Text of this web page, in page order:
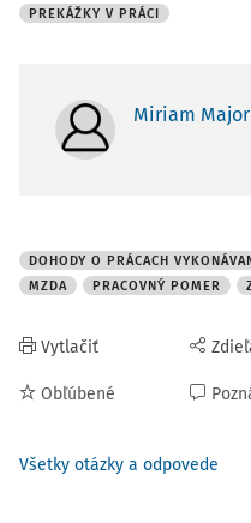
PREKÁŽKY V PRÁCI
Miriam
DOHODY O PRÁCACH
MZDA
PRACOVNÝ POMER
Vytlačiť
Obľúbené
Všetky otázky a odpovede